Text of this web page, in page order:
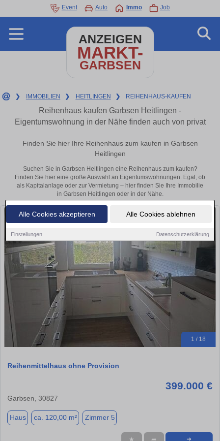
Alle Cookies akzeptieren Alle Cookies ablehnen
Einstellungen Datenschutzerklärung
Event Auto Immo Job
ANZEIGEN
MARKT-
GARBSEN
❯ IMMOBILIEN ❯ HEITLINGEN ❯ REIHENHAUS-KAUFEN
Reihenhaus kaufen Garbsen Heitlingen -
Eigentumswohnung in der Nähe finden auch von privat
Finden Sie hier Ihre Reihenhaus zum kaufen in Garbsen
Heitlingen
Suchen Sie in Garbsen Heitlingen eine Reihenhaus zum kaufen?
Finden Sie hier eine große Auswahl an Eigentumswohnungen. Egal, ob
als Kapitalanlage oder zur Vermietung – hier finden Sie Ihre Immobilie
in Garbsen Heitlingen oder in der Nähe.
1 / 18
Reihenmittelhaus ohne Provision
399.000 €
Garbsen, 30827
Haus ca. 120,00 m² Zimmer 5
★ ➦ ➜